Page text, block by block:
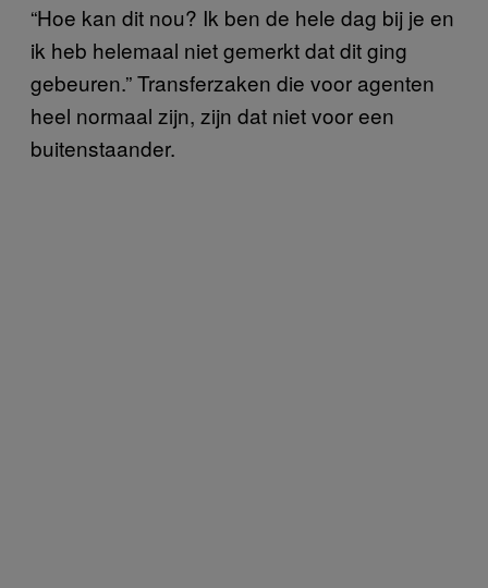
“Hoe kan dit nou? Ik ben de hele dag bij je en
ik heb helemaal niet gemerkt dat dit ging
gebeuren.” Transferzaken die voor agenten
heel normaal zijn, zijn dat niet voor een
buitenstaander.